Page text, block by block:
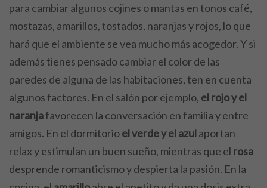
para cambiar algunos cojines o mantas en tonos café,
mostazas, amarillos, tostados, naranjas y rojos, lo que
hará que el ambiente se vea mucho más acogedor. Y si
además tienes pensado cambiar el color de las
paredes de alguna de las habitaciones, ten en cuenta
algunos factores. En el salón por ejemplo, el rojo y el
naranjafavorecen la conversación en familia y entre
amigos. En el dormitorioel verde y el azulaportan
relax y estimulan un buen sueño, mientras que el rosa
desprende romanticismo y despierta la pasión. En la